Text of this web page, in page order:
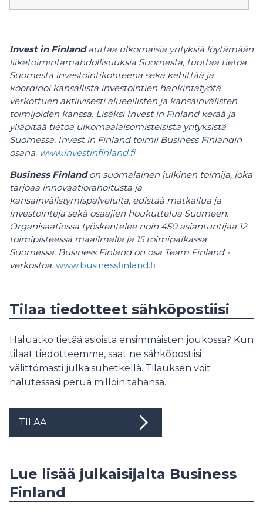
Invest in Finland auttaa ulkomaisia yrityksiä löytämään
liiketoimintamahdollisuuksia Suomesta, tuottaa tietoa
Suomesta investointikohteena sekä kehittää ja
koordinoi kansallista investointien hankintatyötä
verkottuen aktiivisesti alueellisten ja kansainvälisten
toimijoiden kanssa. Lisäksi Invest in Finland kerää ja
ylläpitää tietoa ulkomaalaisomisteisista yrityksistä
Suomessa. Invest in Finland toimii Business Finlandin
osana. www.investinfinland.fi
Business Finlandon suomalainen julkinen toimija, joka
tarjoaa innovaatiorahoitusta ja
kansainvälistymispalveluita, edistää matkailua ja
investointeja sekä osaajien houkuttelua Suomeen.
Organisaatiossa työskentelee noin 450 asiantuntijaa 12
toimipisteessä maailmalla ja 15 toimipaikassa
Suomessa. Business Finland on osa Team Finland -
verkostoa. www.businessfinland.fi
Tilaa tiedotteet sähköpostiisi
Haluatko tietää asioista ensimmäisten joukossa? Kun
tilaat tiedotteemme, saat ne sähköpostiisi
välittömästi julkaisuhetkellä. Tilauksen voit
halutessasi perua milloin tahansa.
TILAA
Lue lisää julkaisijalta Business
Finland